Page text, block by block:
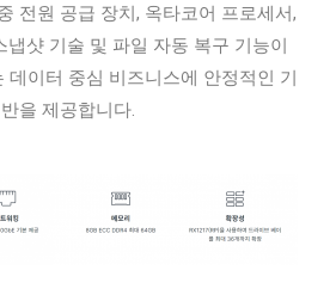
전원 공급 장치, 옥타코어 프로세서,
냅샷 기술 및 파일 자동 복구 기능이
데이터 중심 비즈니스에 안정적인 기
반을 제공합니다.